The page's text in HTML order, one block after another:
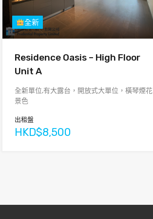
全新
Residence Oasis – High Floor
Unit A
全新單位,有大露台，開放式大單位，橫琴煙花
景色
出租盤
HKD$8,500